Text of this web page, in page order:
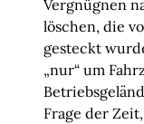
Vergnügnen
löschen, die
gesteckt
„nur“ um
Frage der